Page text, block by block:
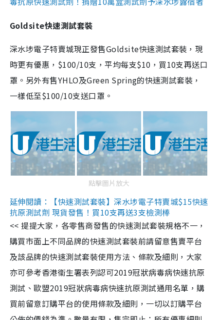
Goldsite快速測試套裝
深水埗電子特賣城現正發售Goldsite快速測試套裝，現
時更有優惠，$100/10支，平均每支$10，買10支再送口
罩。另外有售YHLO及Green Spring的快速測試套裝，
一樣低至$100/10支送口罩。
點擊圖片放大
延伸閱讀：【快速測試套裝】深水埗電子特賣城$15快速
抗原測試劑 現貨發售！買10支再送3支檢測棒
<< 提提大家，各零售商發售的快速測試套裝規格不一，
購買市面上不同品牌的快速測試套裝前請留意售賣平台
及該品牌的快速測試套裝使用方法、條款及細則，大家
亦可參考香港衞生署表列認可2019冠狀病毒病快速抗原
測試、歐盟2019冠狀病毒病快速抗原測試通用名單，購
買前留意訂購平台的使用條款及細則，一切以訂購平台